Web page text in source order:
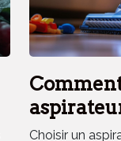
aux
Choisir un